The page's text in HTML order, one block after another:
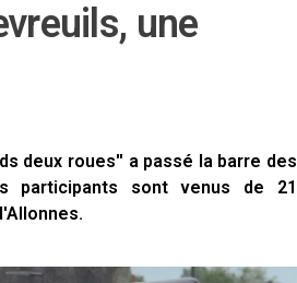
une
deux roues'' a passé la barre des
participants sont venus de 21